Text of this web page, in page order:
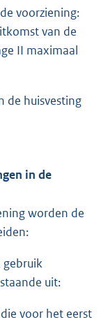
voorziening:
van de
II maximaal
de huisvesting
in de
worden de
uit:
voor het eerst